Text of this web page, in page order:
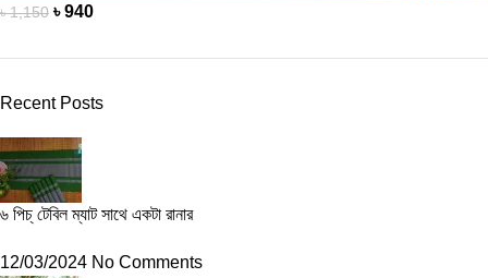
৳1,150 ৳940
Recent Posts
৬ পিচ্ টেবিল ম্যাট সাথে একটা রানার
12/03/2024 No Comments